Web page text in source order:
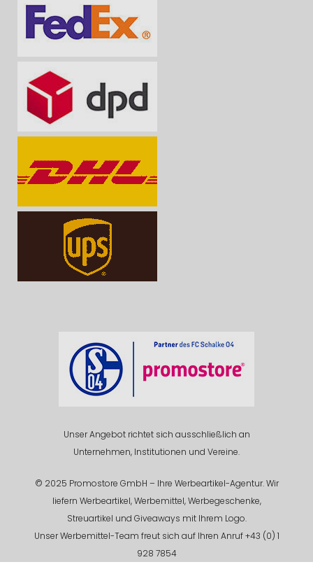
Unser Angebot richtet sich ausschließlich an
Unternehmen, Institutionen und Vereine.
© 2025 Promostore GmbH – Ihre Werbeartikel-Agentur. Wir
liefern Werbeartikel, Werbemittel, Werbegeschenke,
Streuartikel und Giveaways mit Ihrem Logo.
Unser Werbemittel-Team freut sich auf Ihren Anruf +43 (0) 1
928 7854